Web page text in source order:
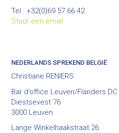
Tel : +32(0)69 57 66 42
Stuur een email
NEDERLANDS SPREKEND BELGIË
Christiane RENIERS
Bar d’office Leuven/Flanders DC
Diestsevest 76
3000 Leuven
Lange Winkelhaakstraat 26